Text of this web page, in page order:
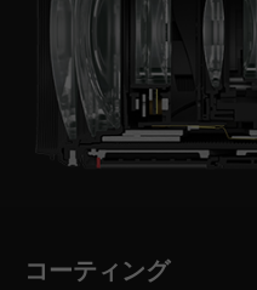
コーティング